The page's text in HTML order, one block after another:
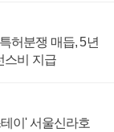
허분쟁 매듭, 5년
스비 지급
이' 서울신라호